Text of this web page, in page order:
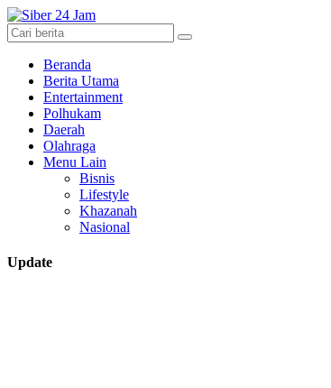
Beranda
Berita Utama
Entertainment
Polhukam
Daerah
Olahraga
Menu Lain
Bisnis
Lifestyle
Khazanah
Nasional
Update